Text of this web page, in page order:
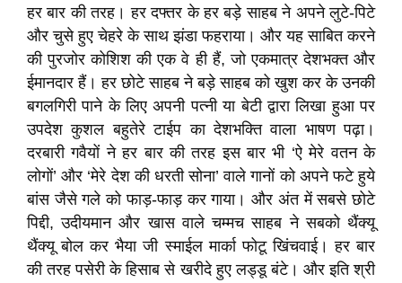
हर बार की तरह। हर दफ्तर के हर बड़े साहब ने अपने लुटे-पिटे
और चुसे हुए चेहरे के साथ झंडा फहराया। और यह साबित करने
की पुरजोर कोशिश की एक वे ही हैं, जो एकमात्र देशभक्त और
ईमानदार हैं। हर छोटे साहब ने बड़े साहब को खुश कर के उनकी
बगलगिरी पाने के लिए अपनी पत्नी या बेटी द्वारा लिखा हुआ पर
उपदेश कुशल बहुतेरे टाईप का देशभक्ति वाला भाषण पढ़ा।
दरबारी गवैयों ने हर बार की तरह इस बार भी ‘ऐ मेरे वतन के
लोगों’ और ‘मेरे देश की धरती सोना’ वाले गानों को अपने फटे हुये
बांस जैसे गले को फाड़-फाड़ कर गाया। और अंत में सबसे छोटे
पिद्दी, उदीयमान और खास वाले चम्मच साहब ने सबको थैंक्यू
थैंक्यू बोल कर भैया जी स्माईल मार्का फोटू खिंचवाई। हर बार
की तरह पसेरी के हिसाब से खरीदे हुए लड्डू बंटे। और इति श्री